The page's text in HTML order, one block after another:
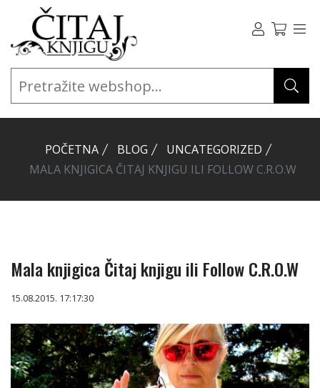
POČETNA BLOG
UNCATEGORIZED
MALA KNJIGICA ČITAJ KNJIGU ILI FOLLOW C.R.O.W
Mala knjigica Čitaj knjigu ili Follow C.R.O.W
15.08.2015. 17:17:30